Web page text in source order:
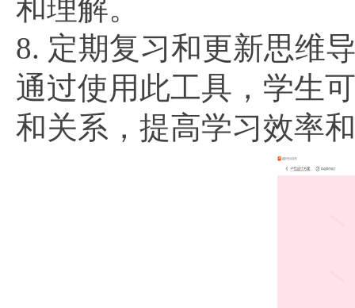
和理解。
8. 定期复习和更新思维
通过使用此工具，学生
和关系，提高学习效率